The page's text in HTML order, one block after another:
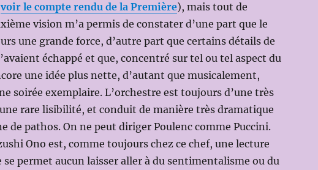
voir le compte rendu de la Première), mais tout de
vision m’a permis de constater d’une part que le
une grande force, d’autre part que certains détails de
échappé et que, concentré sur tel ou tel aspect du
une idée plus nette, d’autant que musicalement,
soirée exemplaire. L’orchestre est toujours d’une très
rare lisibilité, et conduit de manière très dramatique
de pathos. On ne peut diriger Poulenc comme Puccini.
Ono est, comme toujours chez ce chef, une lecture
se permet aucun laisser aller à du sentimentalisme ou du